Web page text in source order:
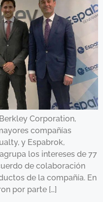
Corporation,
compañías
y Espabrok,
los intereses de 77
de colaboración
de la compañía. En
por parte […]